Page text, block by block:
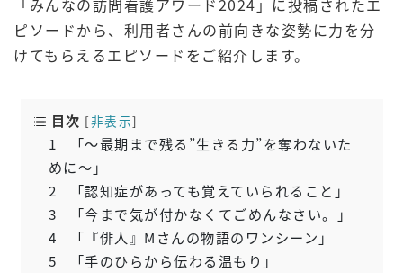
「みんなの訪問看護アワード2024」に投稿されたエ
ピソードから、利用者さんの前向きな姿勢に力を分
けてもらえるエピソードをご紹介します。
目次 [非表示]
1
「～最期まで残る”生きる力”を奪わないた
めに～」
2
「認知症があっても覚えていられること」
3
「今まで気が付かなくてごめんなさい。」
4
「『俳人』Mさんの物語のワンシーン」
5
「手のひらから伝わる温もり」